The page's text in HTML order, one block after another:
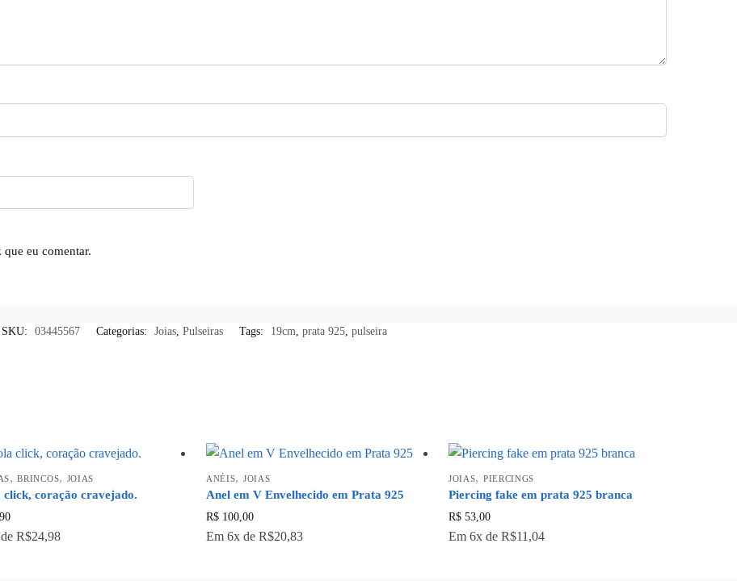
que eu comentar.
SKU: 03445567 Categorias: Joias, Pulseiras Tags: 19cm prata 925, pulseira
,BRINCOS, JOIAS
click, coração cravejado.
de R$24,98
ANÉIS, JOIAS
Anel em V Envelhecido em Prata 925
R$100,00
Em 6xde R$20,83
JOIAS, PIERCINGS
Piercing fake em prata 925 branca
R$53,00
Em 6xde R$11,04